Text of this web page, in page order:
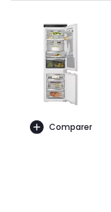
Comparer